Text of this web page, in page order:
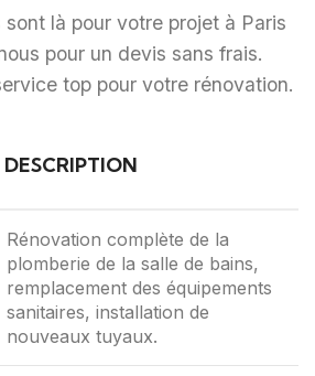
sont là pour votre projet à Paris
pour un devis sans frais.
top pour votre rénovation.
DESCRIPTION
Rénovation complète de la
plomberie de la salle de bains,
remplacement des équipements
sanitaires, installation de
nouveaux tuyaux.